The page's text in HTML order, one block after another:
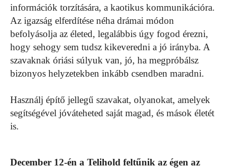
információk torzítására, a kaotikus kommunikációra.
Az igazság elferdítése néha drámai módon
befolyásolja az életed, legalábbis úgy fogod érezni,
hogy sehogy sem tudsz kikeveredni a jó irányba. A
szavaknak óriási súlyuk van, jó, ha megpróbálsz
bizonyos helyzetekben inkább csendben maradni.
Használj építő jellegű szavakat, olyanokat, amelyek
segítségével jóváteheted saját magad, és mások életét
is.
December 12-én a Telihold feltűnik az égen az